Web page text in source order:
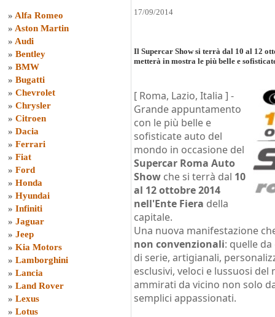
» Alfa Romeo
» Aston Martin
» Audi
» Bentley
» BMW
» Bugatti
» Chevrolet
» Chrysler
» Citroen
» Dacia
» Ferrari
» Fiat
» Ford
» Honda
» Hyundai
» Infiniti
» Jaguar
» Jeep
» Kia Motors
» Lamborghini
» Lancia
» Land Rover
» Lexus
» Lotus
17/09/2014
Il Supercar Show si terrà dal 10 al 12
metterà in mostra le più belle e
[ Roma, Lazio, Italia ] -
Grande appuntamento
con le più belle e
sofisticate auto del
mondo in occasione del
Supercar Roma Auto
Show che si terrà dal 10
al 12 ottobre 2014
nell'Ente Fiera della
capitale.
Una nuova manifestazione
non convenzionali: quelle
di serie, artigianali,
esclusivi, veloci e lussuosi
ammirati da vicino non solo
semplici appassionati.